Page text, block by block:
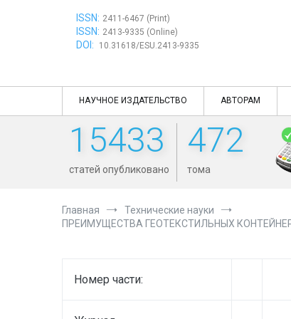
ISSN: 2411-6467 (Print)
ISSN: 2413-9335 (Online)
DOI: 10.31618/ESU.2413-9335
НАУЧНОЕ ИЗДАТЕЛЬСТВО АВТОРАМ
15433
статей опубликовано
472
тома
Главная
Технические науки
ПРЕИМУЩЕСТВА ГЕОТЕКСТИЛЬНЫХ
Номер части: